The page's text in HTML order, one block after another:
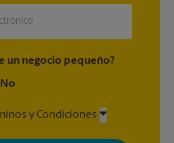
un negocio pequeño?
No
y Condiciones
correos electrónicos de The UPS